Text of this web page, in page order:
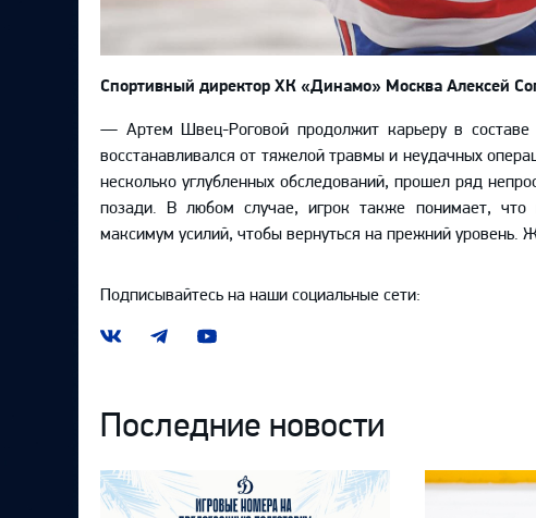
Спортивный директор ХК «Динамо» Москва Алексей
— Артем Швец-Роговой продолжит карьеру в составе
восстанавливался от тяжелой травмы и неудачных
несколько углубленных обследований, прошел ряд
позади. В любом случае, игрок также понимает, что
максимум усилий, чтобы вернуться на прежний уровень.
Подписывайтесь на наши социальные сети:
Наша
Наш
Наш
Последние новости